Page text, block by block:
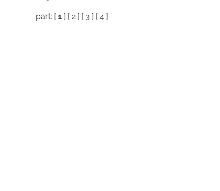
part: [ 1 ] [ 2 ] [ 3 ] [ 4 ]